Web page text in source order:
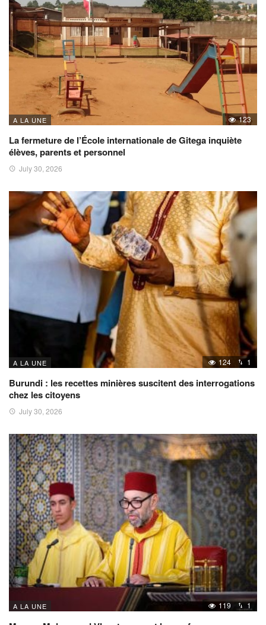
A LA UNE 123
La fermeture de l’École internationale de Gitega inquiète
élèves, parents et personnel
July 30, 2026
A LA UNE 124 1
Burundi : les recettes minières suscitent des interrogations
chez les citoyens
July 30, 2026
A LA UNE 119 1